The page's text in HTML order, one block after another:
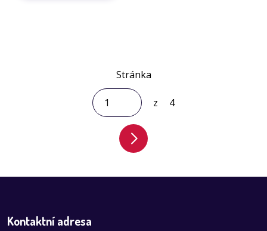
Stránka
z 4
Kontaktní adresa